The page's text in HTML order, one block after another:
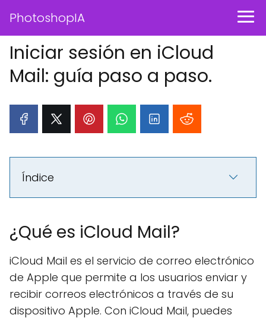
PhotoshopIA
Iniciar sesión en iCloud
Mail: guía paso a paso.
Índice
¿Qué es iCloud Mail?
iCloud Mail es el servicio de correo electrónico
de Apple que permite a los usuarios enviar y
recibir correos electrónicos a través de su
dispositivo Apple. Con iCloud Mail, puedes